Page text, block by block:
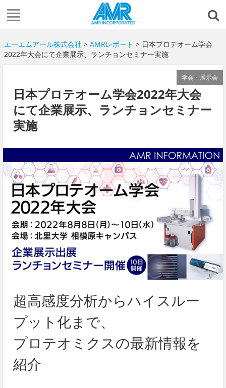
エーエムアール株式会社 > AMRレポート > 日本プロテオーム学会
2022年大会にて企業展示、ランチョンセミナー実施
学会・展示会
日本プロテオーム学会2022年大会
にて企業展示、ランチョンセミナー
実施
超高感度分析からハイスルー
プット化まで、
プロテオミクスの最新情報を
紹介